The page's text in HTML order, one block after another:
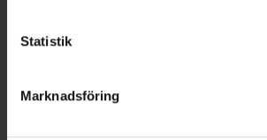
Statistik
Marknadsföring
datorn. Oavsett vem du är så är det
hjälpa just dig att må lite bättre.